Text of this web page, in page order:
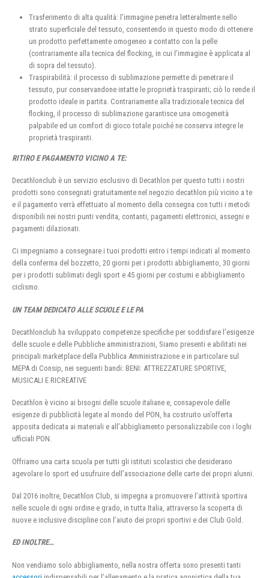
Trasferimento di alta qualità: l’immagine penetra letteralmente nello
strato superficiale del tessuto, consentendo in questo modo di ottenere
un prodotto perfettamente omogeneo a contatto con la pelle
(contrariamente alla tecnica del flocking, in cui l’immagine è applicata al
di sopra del tessuto).
Traspirabilità: il processo di sublimazione permette di penetrare il
tessuto, pur conservandone intatte le proprietà traspiranti; ciò lo rende il
prodotto ideale in partita. Contrariamente alla tradizionale tecnica del
flocking, il processo di sublimazione garantisce una omogeneità
palpabile ed un comfort di gioco totale poiché ne conserva integre le
proprietà traspiranti.
RITIRO E PAGAMENTO VICINO A TE:
Decathlonclub è un servizio esclusivo di Decathlon per questo tutti i nostri
prodotti sono consegnati gratuitamente nel negozio decathlon più vicino a te
e il pagamento verrà effettuato al momento della consegna con tutti i metodi
disponibili nei nostri punti vendita, contanti, pagamenti elettronici, assegni e
pagamenti dilazionati.
Ci impegniamo a consegnare i tuoi prodotti entro i tempi indicati al momento
della conferma del bozzetto, 20 giorni per i prodotti abbigliamento, 30 giorni
per i prodotti sublimati degli sport e 45 giorni per costumi e abbigliamento
ciclismo.
UN TEAM DEDICATO ALLE SCUOLE E LE PA
Decathlonclub ha sviluppato competenze specifiche per soddisfare l’esigenze
delle scuole e delle Pubbliche amministrazioni, Siamo presenti e abilitati nei
principali marketplace della Pubblica Amministrazione e in particolare sul
MEPA di Consip, nei seguenti bandi: BENI: ATTREZZATURE SPORTIVE,
MUSICALI E RICREATIVE
Decathlon è vicino ai bisogni delle scuole italiane e, consapevole delle
esigenze di pubblicità legate al mondo del PON, ha costruito un’offerta
apposita dedicata ai materiali e all’abbigliamento personalizzabile con i loghi
ufficiali PON.
Offriamo una carta scuola per tutti gli istituti scolastici che desiderano
agevolare lo sport ed usufruire dell’associazione delle carte dei propri alunni.
Dal 2016 inoltre, Decathlon Club, si impegna a promuovere l’attività sportiva
nelle scuole di ogni ordine e grado, in tutta Italia, attraverso la scoperta di
nuove e inclusive discipline con l’aiuto dei propri sportivi e dei Club Gold.
ED INOLTRE…
Non vendiamo solo abbigliamento, nella nostra offerta sono presenti tanti